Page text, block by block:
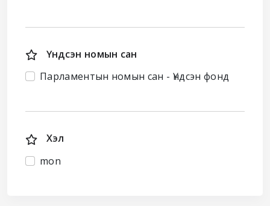
Үндсэн номын сан
Парламентын номын сан - Үндсэн фонд
Хэл
mon